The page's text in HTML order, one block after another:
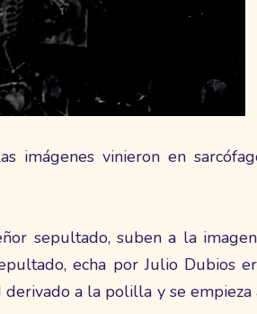
imágenes vinieron en
sepultado, suben a la
echa por Julio Dubios
a la polilla y se empieza